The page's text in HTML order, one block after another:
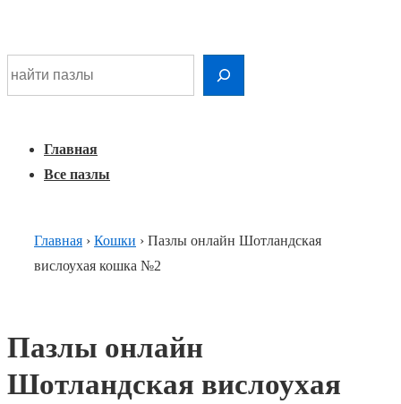
к
основному
Главная
Все пазлы
Главная › Кошки › Пазлы онлайн Шотландская
вислоухая кошка №2
Пазлы онлайн
Шотландская вислоухая